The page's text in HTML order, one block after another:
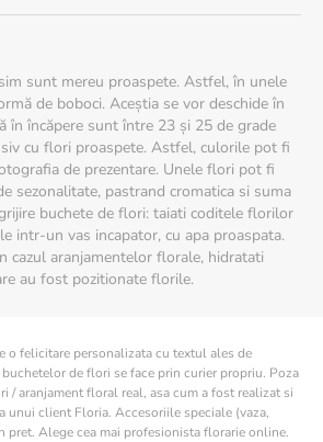
sunt mereu proaspete. Astfel, în unele
de boboci. Aceștia se vor deschide în
în încăpere sunt între 23 și 25 de grade
cu flori proaspete. Astfel, culorile pot fi
de prezentare. Unele flori pot fi
sezonalitate, pastrand cromatica si suma
buchete de flori: taiati coditele florilor
intr-un vas incapator, cu apa proaspata.
cazul aranjamentelor florale, hidratati
au fost pozitionate florile.
o felicitare personalizata cu textul ales de
de flori se face prin curier propriu. Poza
/ aranjament floral real, asa cum a fost realizat si
unui client Floria. Accesoriile speciale (vaza,
pret. Alege cea mai profesionista florarie online.